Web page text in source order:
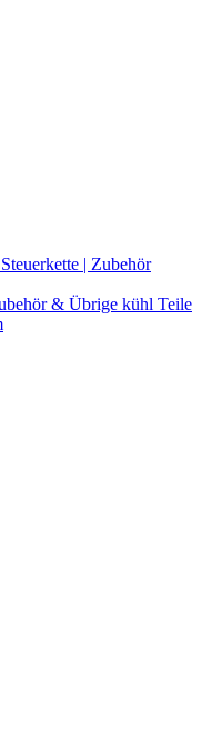
| Zubehör
& Übrige kühl Teile